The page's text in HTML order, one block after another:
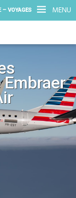
MENU
– VOYAGES